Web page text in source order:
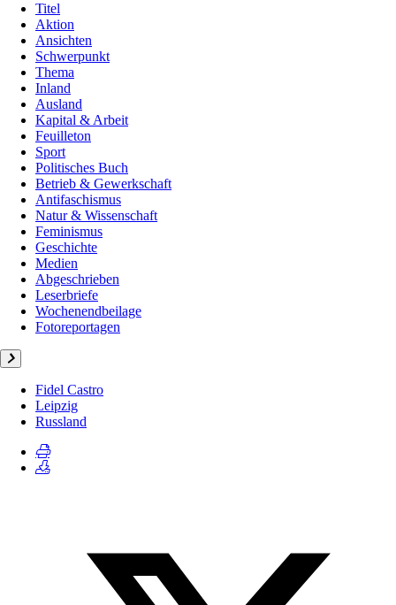
Titel
Aktion
Ansichten
Schwerpunkt
Thema
Inland
Ausland
Kapital & Arbeit
Feuilleton
Sport
Politisches Buch
Betrieb & Gewerkschaft
Antifaschismus
Natur & Wissenschaft
Feminismus
Geschichte
Medien
Abgeschrieben
Leserbriefe
Wochenendbeilage
Fotoreportagen
Fidel Castro
Leipzig
Russland